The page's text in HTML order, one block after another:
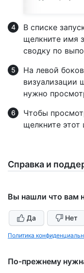
В списке
щелкните имя
сводку по
На левой
визуализации
нужно
Чтобы
щелкните этот
Справка и
Вы нашли что вам
Да Нет
Политика
По-прежнему